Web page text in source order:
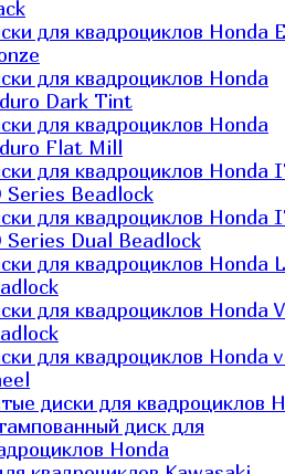
для квадроциклов Honda
для квадроциклов Honda
Dark Tint
для квадроциклов Honda
Flat Mill
для квадроциклов Honda
Series Beadlock
для квадроциклов Honda
Series Dual Beadlock
для квадроциклов Honda
для квадроциклов Honda
для квадроциклов Honda
диски для квадроциклов
диск для
Honda